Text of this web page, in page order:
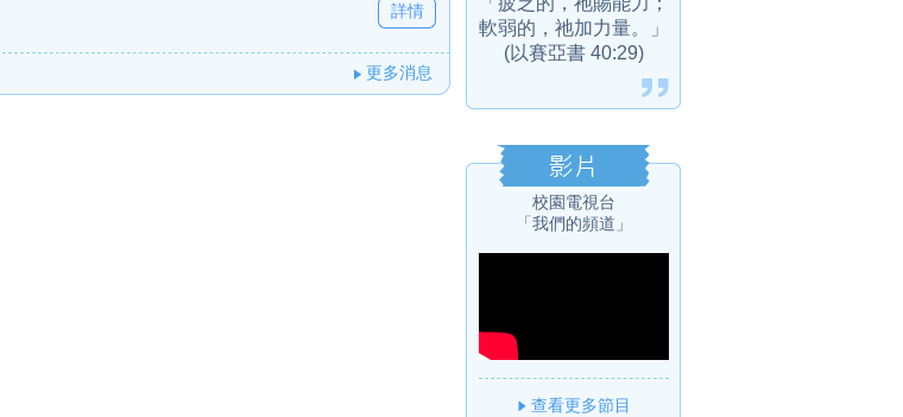
詳情
更多消息
軟弱的，祂加力量。」
(以賽亞書 40:29)
校園電視台
「我們的頻道」
查看更多節目